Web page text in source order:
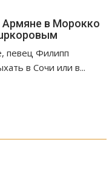
в Mopoккo
певец Филипп
в Сочи или в...